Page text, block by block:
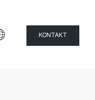
KONTAKT